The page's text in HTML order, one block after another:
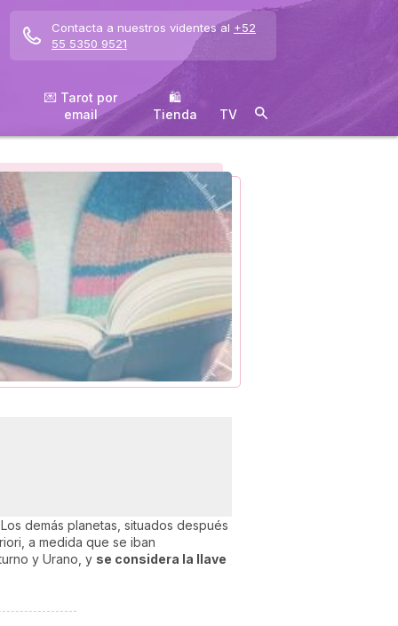
Contacta a nuestros videntes al +52
55 5350 9521
💌 Tarot por
email
🛍
️Tienda
TV
demás planetas, situados después
a medida que se iban
y Urano, y se considera la llave